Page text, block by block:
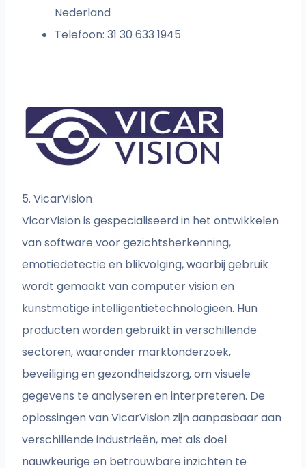
Nederland
Telefoon: 31 30 633 1945
5. VicarVision
VicarVision is gespecialiseerd in het ontwikkelen
van software voor gezichtsherkenning,
emotiedetectie en blikvolging, waarbij gebruik
wordt gemaakt van computer vision en
kunstmatige intelligentietechnologieën. Hun
producten worden gebruikt in verschillende
sectoren, waaronder marktonderzoek,
beveiliging en gezondheidszorg, om visuele
gegevens te analyseren en interpreteren. De
oplossingen van VicarVision zijn aanpasbaar aan
verschillende industrieën, met als doel
nauwkeurige en betrouwbare inzichten te